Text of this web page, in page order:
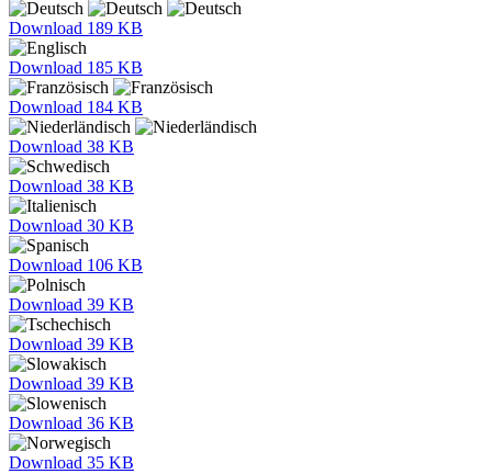
Download 189 KB
Download 185 KB
Download 184 KB
Download 38 KB
Download 38 KB
Download 30 KB
Download 106 KB
Download 39 KB
Download 39 KB
Download 39 KB
Download 36 KB
Download 35 KB